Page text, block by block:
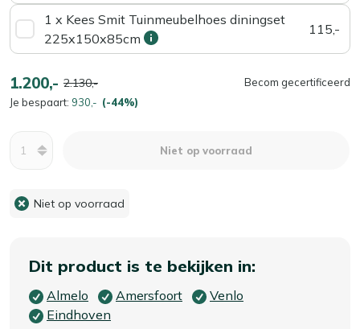
1 x Kees Smit Tuinmeubelhoes diningset
225x150x85cm
115,-
1.200,- 2.130,-
Je bespaart: 930,- (-44%)
Becom gecertificeerd
Niet op voorraad
Niet op voorraad
Dit product is te bekijken in:
Almelo Amersfoort
Venlo
Eindhoven